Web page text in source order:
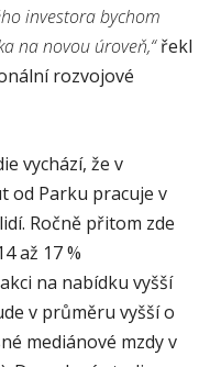
investora bychom
na novou úroveň,“řekl
rozvojové
vychází, že v
od Parku pracuje v
Ročně přitom zde
až 17 %
na nabídku vyšší
v průměru vyšší o
mediánové mzdy v